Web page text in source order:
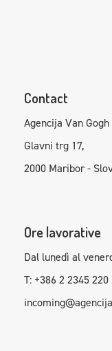
Contact
Agencija Van Gogh
Glavni trg 17,
2000 Maribor -
Ore lavorative
Dal lunedì al
T: +386 2 2345 220